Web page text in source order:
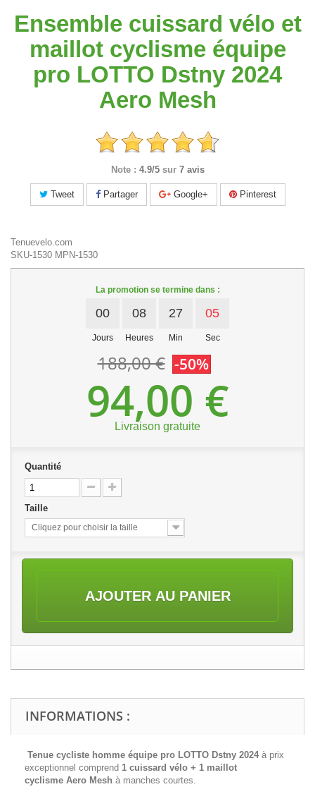
Ensemble cuissard vélo et
maillot cyclisme équipe
pro LOTTO Dstny 2024
Aero Mesh
Note : 4.9/5 sur 7 avis
Tweet Partager Google+ Pinterest
Tenuevelo.com
SKU-1530 MPN-1530
La promotion se termine dans :
00
Jours
08
Heures
27
Min
04
Sec
188,00 € -50%
94,00 €
Livraison gratuite
Quantité
Taille
Cliquez pour choisir la taille
AJOUTER AU PANIER
INFORMATIONS :
Tenue cycliste homme équipe pro LOTTO Dstny 2024 à prix
exceptionnel comprend 1 cuissard vélo + 1 maillot
cyclisme Aero Mesh à manches courtes.